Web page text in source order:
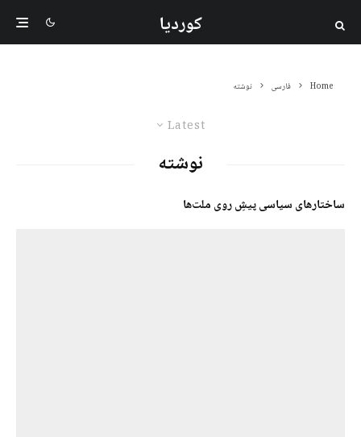
کوردیا
Home فارسی نوشتە
Latest
نوشتە
ساختارهای سیاسی پیشِ روی ملت‌ها